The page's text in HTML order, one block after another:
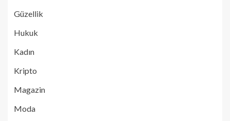
Güzellik
Hukuk
Kadın
Kripto
Magazin
Moda